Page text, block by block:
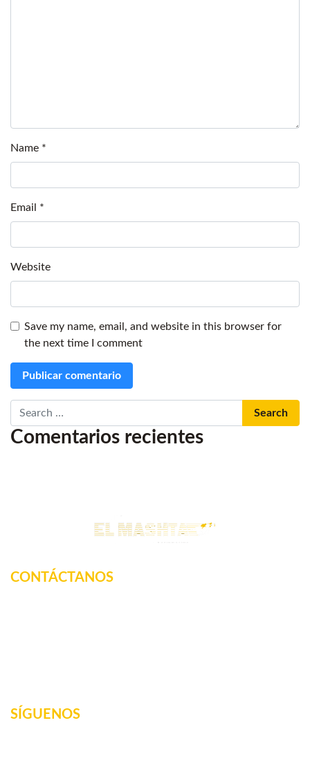
Name *
Email *
Website
Save my name, email, and website in this browser for
the next time I comment
Search
Comentarios recientes
CONTÁCTANOS
SÍGUENOS